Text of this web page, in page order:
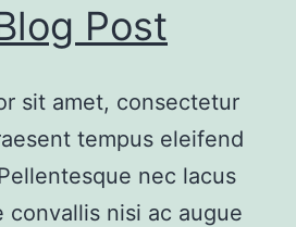
Post
sit amet, consectetur
tempus eleifend
nec lacus
convallis nisi ac augue